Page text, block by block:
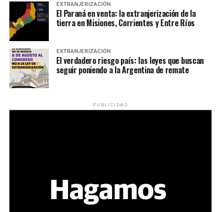
EXTRANJERIZACIÓN
El Paraná en venta: la extranjerización de la
tierra en Misiones, Corrientes y Entre Ríos
EXTRANJERIZACIÓN
El verdadero riesgo país: las leyes que buscan
seguir poniendo a la Argentina de remate
PUBLICIDAD